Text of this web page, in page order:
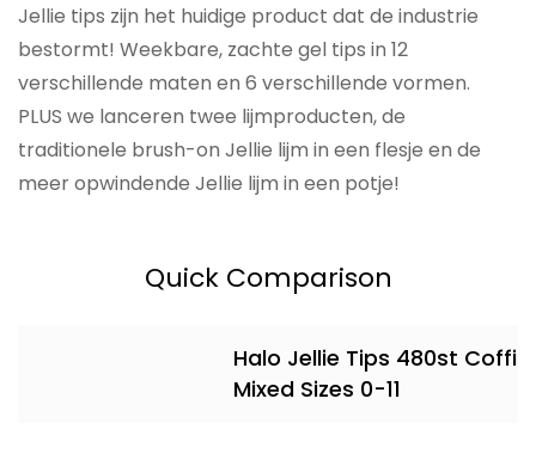
Jellie tips zijn het huidige product dat de industrie
bestormt! Weekbare, zachte gel tips in 12
verschillende maten en 6 verschillende vormen.
PLUS we lanceren twee lijmproducten, de
traditionele brush-on Jellie lijm in een flesje en de
meer opwindende Jellie lijm in een potje!
Quick Comparison
Halo Jellie Tips 480st Coffin
Mixed Sizes 0-11